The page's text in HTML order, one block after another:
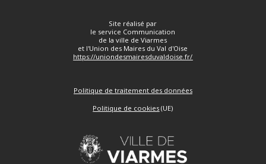
Site réalisé par
le service Communication
de la ville de Viarmes
et l'Union des Maires du Val d'Oise
https://uniondesmairesduvaldoise.fr/
Politique de traitement des données
Politique de cookies (UE)